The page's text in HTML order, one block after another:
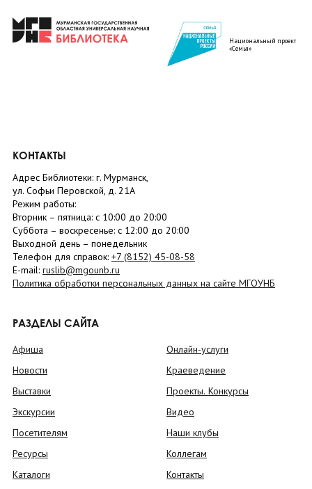
Национальный проект
«Семья»
КОНТАКТЫ
Адрес Библиотеки: г. Мурманск,
ул. Софьи Перовской, д. 21А
Режим работы:
Вторник – пятница: с 10:00 до 20:00
Суббота – воскресенье: c 12:00 до 20:00
Выходной день – понедельник
Телефон для справок: +7 (8152) 45-08-58
E-mail: ruslib@mgounb.ru
Политика обработки персональных данных на сайте МГОУНБ
РАЗДЕЛЫ САЙТА
Афиша
Новости
Выставки
Экскурсии
Посетителям
Ресурсы
Каталоги
Онлайн-услуги
Краеведение
Проекты. Конкурсы
Видео
Наши клубы
Коллегам
Контакты